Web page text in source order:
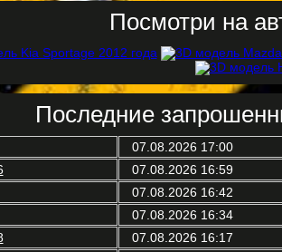
Посмотри на
Последние
07.08.2026 17:00
07.08.2026 16:59
07.08.2026 16:42
07.08.2026 16:34
07.08.2026 16:17